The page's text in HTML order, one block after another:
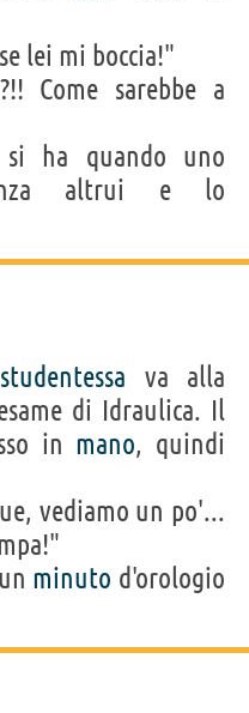
lei mi boccia!"
Come sarebbe a
si ha quando uno
altrui e lo
studentessa va alla
di Idraulica. Il
in mano, quindi
vediamo un po'...
minuto d'orologio